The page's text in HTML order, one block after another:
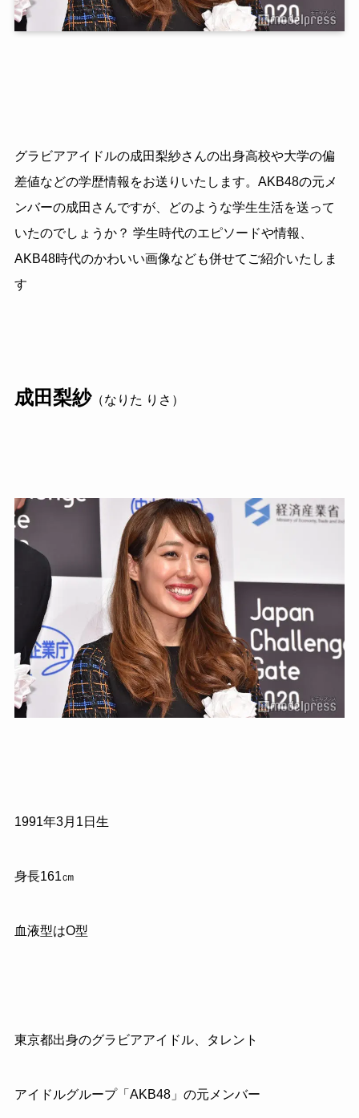
グラビアアイドルの成田梨紗さんの出身高校や大学の偏
差値などの学歴情報をお送りいたします。AKB48の元メ
ンバーの成田さんですが、どのような学生生活を送って
いたのでしょうか？ 学生時代のエピソードや情報、
AKB48時代のかわいい画像なども併せてご紹介いたしま
す
成田梨紗（なりた りさ）
1991年3月1日生
身長161㎝
血液型はO型
東京都出身のグラビアアイドル、タレント
アイドルグループ「AKB48」の元メンバー